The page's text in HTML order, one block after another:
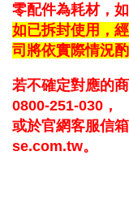
零配件為耗材，
如已拆封使用，
司將依實際情況
若不確定對應的
0800-251-030，
或於官網客服信
se.com.tw。